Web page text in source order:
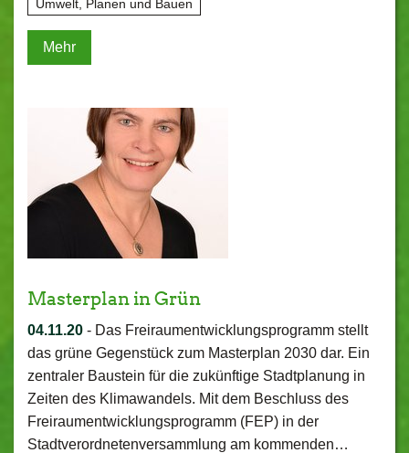
Umwelt, Planen und Bauen
Mehr
Masterplan in Grün
04.11.20 - Das Freiraumentwicklungsprogramm stellt
das grüne Gegenstück zum Masterplan 2030 dar. Ein
zentraler Baustein für die zukünftige Stadtplanung in
Zeiten des Klimawandels. Mit dem Beschluss des
Freiraumentwicklungsprogramm (FEP) in der
Stadtverordnetenversammlung am kommenden…